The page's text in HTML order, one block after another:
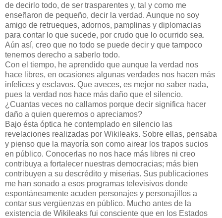
de decirlo todo, de ser trasparentes y, tal y como me
enseñaron de pequeño, decir la verdad. Aunque no soy
amigo de retrueques, adornos, pamplinas y diplomacias
para contar lo que sucede, por crudo que lo ocurrido sea.
Aún así, creo que no todo se puede decir y que tampoco
tenemos derecho a saberlo todo.
Con el tiempo, he aprendido que aunque la verdad nos
hace libres, en ocasiones algunas verdades nos hacen más
infelices y esclavos. Que aveces, es mejor no saber nada,
pues la verdad nos hace más daño que el silencio.
¿Cuantas veces no callamos porque decir significa hacer
daño a quien queremos o apreciamos?
Bajo ésta óptica he contemplado en silencio las
revelaciones realizadas por Wikileaks. Sobre ellas, pensaba
y pienso que la mayoría son como airear los trapos sucios
en público. Conocerlas no nos hace más libres ni creo
contribuya a fortalecer nuestras democracias; más bien
contribuyen a su descrédito y miserias. Sus publicaciones
me han sonado a esos programas televisivos donde
espontáneamente acuden personajes y personajillos a
contar sus vergüenzas en público. Mucho antes de la
existencia de Wikileaks fui consciente que en los Estados